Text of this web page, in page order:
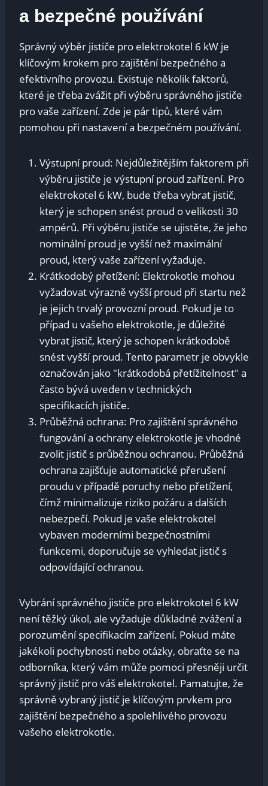
a ⁣bezpečné používání
Správný výběr jističe pro elektrokotel 6 kW je
⁢klíčovým krokem pro zajištění ⁤bezpečného a
efektivního ‍provozu.⁤ Existuje několik faktorů,
které je třeba zvážit při výběru správného⁢ jističe
pro vaše⁢ zařízení. Zde je ‌pár tipů, které vám
pomohou při nastavení a bezpečném používání.
Výstupní ​proud:‌ Nejdůležitějším faktorem při
výběru jističe je výstupní proud‍ zařízení. Pro
elektrokotel 6 kW, bude třeba vybrat jistič,
který je schopen snést proud​ o velikosti 30
ampérů. Při ⁤výběru‌ jističe se ⁤ujistěte, že jeho
nominální proud je vyšší než ⁢maximální
proud, který vaše zařízení vyžaduje.
Krátkodobý přetížení: Elektrokotle mohou
vyžadovat výrazně vyšší proud při startu než
je jejich trvalý provozní‌ proud. ​Pokud je to
případ u vašeho elektrokotle, je důležité
vybrat jistič, který je schopen krátkodobě
snést vyšší proud. Tento parametr je obvykle
označován jako "krátkodobá přetížitelnost" a
často bývá uveden v technických
specifikacích jističe.
Průběžná ochrana: Pro zajištění správného
fungování a ochrany elektrokotle je vhodné​
zvolit⁢ jistič s průběžnou ochranou. Průběžná
ochrana zajišťuje automatické‍ přerušení⁣
proudu v případě poruchy nebo ⁤přetížení,
čímž minimalizuje riziko‍ požáru⁢ a dalších
nebezpečí. Pokud je vaše​ elektrokotel
⁢vybaven ‍moderními bezpečnostními
funkcemi, doporučuje se vyhledat jistič s
odpovídající ochranou.
Vybrání správného jističe pro⁤ elektrokotel 6 kW
není těžký úkol, ⁢ale ⁢vyžaduje důkladné zvážení ⁤a
porozumění specifikacím ⁣zařízení. Pokud máte
jakékoli pochybnosti nebo otázky, obraťte se na
odborníka, ⁣který vám může pomoci přesněji určit
správný‍ jistič⁢ pro váš elektrokotel. Pamatujte, že
správně ⁤vybraný jistič je klíčovým prvkem pro‌
zajištění ⁤bezpečného a spolehlivého provozu⁣
vašeho elektrokotle.